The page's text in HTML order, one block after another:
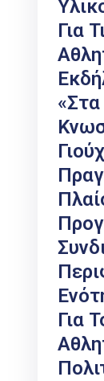
Για
Για